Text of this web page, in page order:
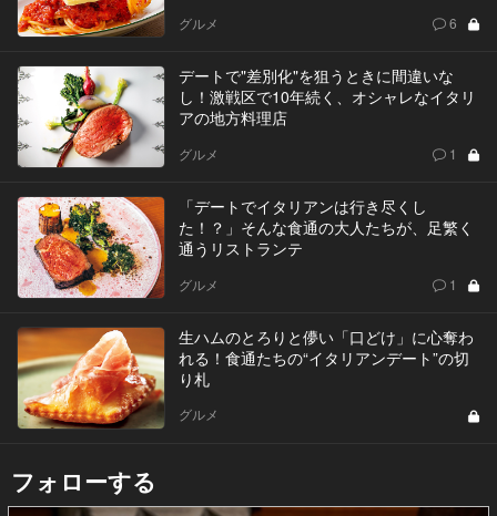
グルメ 6
デートで"差別化"を狙うときに間違いな
し！激戦区で10年続く、オシャレなイタリ
アの地方料理店
グルメ 1
「デートでイタリアンは行き尽くし
た！？」そんな食通の大人たちが、足繁く
通うリストランテ
グルメ 1
生ハムのとろりと儚い「口どけ」に心奪わ
れる！食通たちの“イタリアンデート”の切
り札
グルメ
フォローする